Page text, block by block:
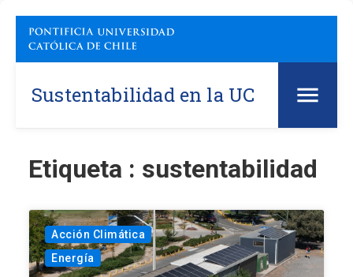
Sustentabilidad en la UC
Etiqueta : sustentabilidad
Acción Climática
Energía